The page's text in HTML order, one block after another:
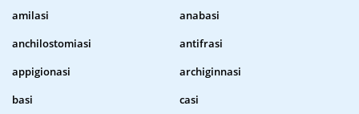
amilasi
anabasi
anchilostomiasi
antifrasi
appigionasi
archiginnasi
basi
casi